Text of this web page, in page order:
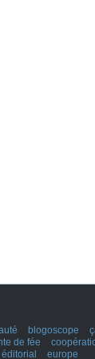
blogoscope
de fée
éditorial europe